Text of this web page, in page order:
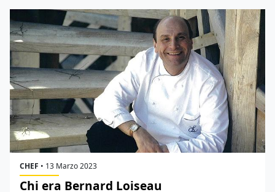
CHEF • 13 Marzo 2023
Chi era Bernard Loiseau